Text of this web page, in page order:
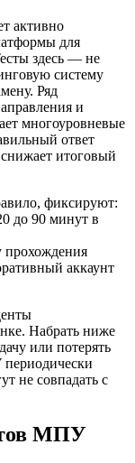
активно
для
здесь — не
систему
Ряд
и
многоуровневые
ответ
итоговый
фиксируют:
до 90 минут в
аккаунт
Набрать ниже
или потерять
не совпадать с
МПУ